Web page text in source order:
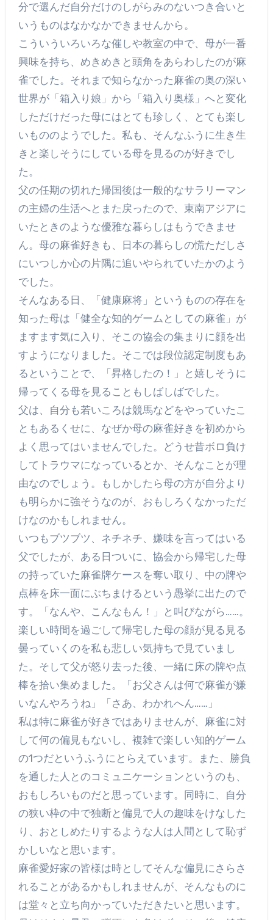
分で選んだ自分だけのしがらみのないつき合いと
いうものはなかなかできませんから。
こういういろいろな催しや教室の中で、母が一番
興味を持ち、めきめきと頭角をあらわしたのが麻
雀でした。それまで知らなかった麻雀の奥の深い
世界が「箱入り娘」から「箱入り奥様」へと変化
しただけだった母にはとても珍しく、とても楽し
いもののようでした。私も、そんなふうに生き生
きと楽しそうにしている母を見るのが好きでし
た。
父の任期の切れた帰国後は一般的なサラリーマン
の主婦の生活へとまた戻ったので、東南アジアに
いたときのような優雅な暮らしはもうできませ
ん。母の麻雀好きも、日本の暮らしの慌ただしさ
にいつしか心の片隅に追いやられていたかのよう
でした。
そんなある日、「健康麻将」というものの存在を
知った母は「健全な知的ゲームとしての麻雀」が
ますます気に入り、そこの協会の集まりに顔を出
すようになりました。そこでは段位認定制度もあ
るということで、「昇格したの！」と嬉しそうに
帰ってくる母を見ることもしばしばでした。
父は、自分も若いころは競馬などをやっていたこ
ともあるくせに、なぜか母の麻雀好きを初めから
よく思ってはいませんでした。どうせ昔ボロ負け
してトラウマになっているとか、そんなことが理
由なのでしょう。もしかしたら母の方が自分より
も明らかに強そうなのが、おもしろくなかっただ
けなのかもしれません。
いつもブツブツ、ネチネチ、嫌味を言ってはいる
父でしたが、ある日ついに、協会から帰宅した母
の持っていた麻雀牌ケースを奪い取り、中の牌や
点棒を床一面にぶちまけるという愚挙に出たので
す。「なんや、こんなもん！」と叫びながら……。
楽しい時間を過ごして帰宅した母の顔が見る見る
曇っていくのを私も悲しい気持ちで見ていまし
た。そして父が怒り去った後、一緒に床の牌や点
棒を拾い集めました。「お父さんは何で麻雀が嫌
いなんやろうね」「さあ、わかれへん……」
私は特に麻雀が好きではありませんが、麻雀に対
して何の偏見もないし、複雑で楽しい知的ゲーム
の1つだというふうにとらえています。また、勝負
を通した人とのコミュニケーションというのも、
おもしろいものだと思っています。同時に、自分
の狭い枠の中で独断と偏見で人の趣味をけなした
り、おとしめたりするような人は人間として恥ず
かしいなと思います。
麻雀愛好家の皆様は時としてそんな偏見にさらさ
れることがあるかもしれませんが、そんなものに
は堂々と立ち向かっていただきたいと思います。